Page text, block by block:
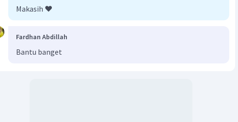
Makasih ❤️
Fardhan Abdillah
Bantu banget